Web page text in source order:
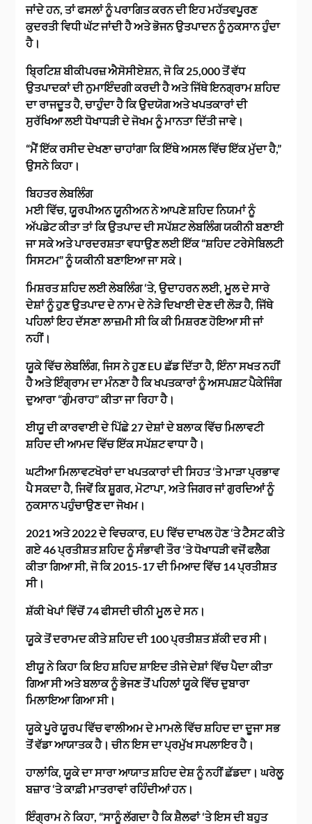
ਜਾਂਦੇ ਹਨ, ਤਾਂ ਫਸਲਾਂ ਨੂੰ ਪਰਾਗਿਤ ਕਰਨ ਦੀ ਇਹ ਮਹੱਤਵਪੂਰਣ
ਕੁਦਰਤੀ ਵਿਧੀ ਘੱਟ ਜਾਂਦੀ ਹੈ ਅਤੇ ਭੋਜਨ ਉਤਪਾਦਨ ਨੂੰ ਨੁਕਸਾਨ ਹੁੰਦਾ
ਹੈ।
ਬ੍ਰਿਟਿਸ਼ ਬੀਕੀਪਰਜ਼ ਐਸੋਸੀਏਸ਼ਨ, ਜੋ ਕਿ 25,000 ਤੋਂ ਵੱਧ
ਉਤਪਾਦਕਾਂ ਦੀ ਨੁਮਾਇੰਦਗੀ ਕਰਦੀ ਹੈ ਅਤੇ ਜਿੱਥੇ ਇਨਗ੍ਰਾਮ ਸ਼ਹਿਦ
ਦਾ ਰਾਜਦੂਤ ਹੈ, ਚਾਹੁੰਦਾ ਹੈ ਕਿ ਉਦਯੋਗ ਅਤੇ ਖਪਤਕਾਰਾਂ ਦੀ
ਸੁਰੱਖਿਆ ਲਈ ਧੋਖਾਧੜੀ ਦੇ ਜੋਖਮ ਨੂੰ ਮਾਨਤਾ ਦਿੱਤੀ ਜਾਵੇ।
“ਮੈਂ ਇੱਕ ਰਸੀਦ ਦੇਖਣਾ ਚਾਹਾਂਗਾ ਕਿ ਇੱਥੇ ਅਸਲ ਵਿੱਚ ਇੱਕ ਮੁੱਦਾ ਹੈ,”
ਉਸਨੇ ਕਿਹਾ।
ਬਿਹਤਰ ਲੇਬਲਿੰਗ
ਮਈ ਵਿੱਚ, ਯੂਰਪੀਅਨ ਯੂਨੀਅਨ ਨੇ ਆਪਣੇ ਸ਼ਹਿਦ ਨਿਯਮਾਂ ਨੂੰ
ਅੱਪਡੇਟ ਕੀਤਾ ਤਾਂ ਕਿ ਉਤਪਾਦ ਦੀ ਸਪੱਸ਼ਟ ਲੇਬਲਿੰਗ ਯਕੀਨੀ ਬਣਾਈ
ਜਾ ਸਕੇ ਅਤੇ ਪਾਰਦਰਸ਼ਤਾ ਵਧਾਉਣ ਲਈ ਇੱਕ “ਸ਼ਹਿਦ ਟਰੇਸੇਬਿਲਟੀ
ਸਿਸਟਮ” ਨੂੰ ਯਕੀਨੀ ਬਣਾਇਆ ਜਾ ਸਕੇ।
ਮਿਸ਼ਰਤ ਸ਼ਹਿਦ ਲਈ ਲੇਬਲਿੰਗ ‘ਤੇ, ਉਦਾਹਰਨ ਲਈ, ਮੂਲ ਦੇ ਸਾਰੇ
ਦੇਸ਼ਾਂ ਨੂੰ ਹੁਣ ਉਤਪਾਦ ਦੇ ਨਾਮ ਦੇ ਨੇੜੇ ਦਿਖਾਈ ਦੇਣ ਦੀ ਲੋੜ ਹੈ, ਜਿੱਥੇ
ਪਹਿਲਾਂ ਇਹ ਦੱਸਣਾ ਲਾਜ਼ਮੀ ਸੀ ਕਿ ਕੀ ਮਿਸ਼ਰਣ ਹੋਇਆ ਸੀ ਜਾਂ
ਨਹੀਂ।
ਯੂਕੇ ਵਿੱਚ ਲੇਬਲਿੰਗ, ਜਿਸ ਨੇ ਹੁਣ EU ਛੱਡ ਦਿੱਤਾ ਹੈ, ਇੰਨਾ ਸਖਤ ਨਹੀਂ
ਹੈ ਅਤੇ ਇੰਗ੍ਰਾਮ ਦਾ ਮੰਨਣਾ ਹੈ ਕਿ ਖਪਤਕਾਰਾਂ ਨੂੰ ਅਸਪਸ਼ਟ ਪੈਕੇਜਿੰਗ
ਦੁਆਰਾ “ਗੁੰਮਰਾਹ” ਕੀਤਾ ਜਾ ਰਿਹਾ ਹੈ।
ਈਯੂ ਦੀ ਕਾਰਵਾਈ ਦੇ ਪਿੱਛੇ 27 ਦੇਸ਼ਾਂ ਦੇ ਬਲਾਕ ਵਿੱਚ ਮਿਲਾਵਟੀ
ਸ਼ਹਿਦ ਦੀ ਆਮਦ ਵਿੱਚ ਇੱਕ ਸਪੱਸ਼ਟ ਵਾਧਾ ਹੈ।
ਘਟੀਆ ਮਿਲਾਵਟਖੋਰਾਂ ਦਾ ਖਪਤਕਾਰਾਂ ਦੀ ਸਿਹਤ ‘ਤੇ ਮਾੜਾ ਪ੍ਰਭਾਵ
ਪੈ ਸਕਦਾ ਹੈ, ਜਿਵੇਂ ਕਿ ਸ਼ੂਗਰ, ਮੋਟਾਪਾ, ਅਤੇ ਜਿਗਰ ਜਾਂ ਗੁਰਦਿਆਂ ਨੂੰ
ਨੁਕਸਾਨ ਪਹੁੰਚਾਉਣ ਦਾ ਜੋਖਮ।
2021 ਅਤੇ 2022 ਦੇ ਵਿਚਕਾਰ, EU ਵਿੱਚ ਦਾਖਲ ਹੋਣ ‘ਤੇ ਟੈਸਟ ਕੀਤੇ
ਗਏ 46 ਪ੍ਰਤੀਸ਼ਤ ਸ਼ਹਿਦ ਨੂੰ ਸੰਭਾਵੀ ਤੌਰ ‘ਤੇ ਧੋਖਾਧੜੀ ਵਜੋਂ ਫਲੈਗ
ਕੀਤਾ ਗਿਆ ਸੀ, ਜੋ ਕਿ 2015-17 ਦੀ ਮਿਆਦ ਵਿੱਚ 14 ਪ੍ਰਤੀਸ਼ਤ
ਸੀ।
ਸ਼ੱਕੀ ਖੇਪਾਂ ਵਿੱਚੋਂ 74 ਫੀਸਦੀ ਚੀਨੀ ਮੂਲ ਦੇ ਸਨ।
ਯੂਕੇ ਤੋਂ ਦਰਾਮਦ ਕੀਤੇ ਸ਼ਹਿਦ ਦੀ 100 ਪ੍ਰਤੀਸ਼ਤ ਸ਼ੱਕੀ ਦਰ ਸੀ।
ਈਯੂ ਨੇ ਕਿਹਾ ਕਿ ਇਹ ਸ਼ਹਿਦ ਸ਼ਾਇਦ ਤੀਜੇ ਦੇਸ਼ਾਂ ਵਿੱਚ ਪੈਦਾ ਕੀਤਾ
ਗਿਆ ਸੀ ਅਤੇ ਬਲਾਕ ਨੂੰ ਭੇਜਣ ਤੋਂ ਪਹਿਲਾਂ ਯੂਕੇ ਵਿੱਚ ਦੁਬਾਰਾ
ਮਿਲਾਇਆ ਗਿਆ ਸੀ।
ਯੂਕੇ ਪੂਰੇ ਯੂਰਪ ਵਿੱਚ ਵਾਲੀਅਮ ਦੇ ਮਾਮਲੇ ਵਿੱਚ ਸ਼ਹਿਦ ਦਾ ਦੂਜਾ ਸਭ
ਤੋਂ ਵੱਡਾ ਆਯਾਤਕ ਹੈ। ਚੀਨ ਇਸ ਦਾ ਪ੍ਰਮੁੱਖ ਸਪਲਾਇਰ ਹੈ।
ਹਾਲਾਂਕਿ, ਯੂਕੇ ਦਾ ਸਾਰਾ ਆਯਾਤ ਸ਼ਹਿਦ ਦੇਸ਼ ਨੂੰ ਨਹੀਂ ਛੱਡਦਾ। ਘਰੇਲੂ
ਬਜ਼ਾਰ ‘ਤੇ ਕਾਫ਼ੀ ਮਾਤਰਾਵਾਂ ਰਹਿੰਦੀਆਂ ਹਨ।
ਇੰਗ੍ਰਾਮ ਨੇ ਕਿਹਾ, “ਸਾਨੂੰ ਲੱਗਦਾ ਹੈ ਕਿ ਸ਼ੈਲਫਾਂ ‘ਤੇ ਇਸ ਦੀ ਬਹੁਤ